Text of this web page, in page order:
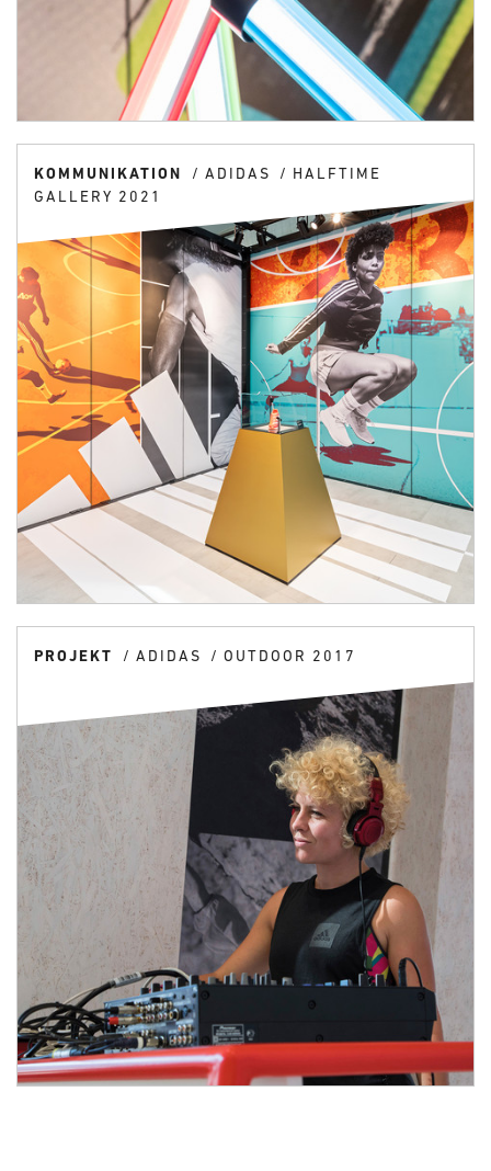
KOMMUNIKATION ADIDAS
HALFTIME
GALLERY 2021
PROJEKT ADIDAS OUTDOOR 2017